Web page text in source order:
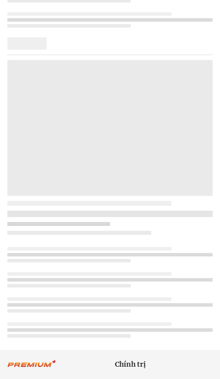
Chính trị